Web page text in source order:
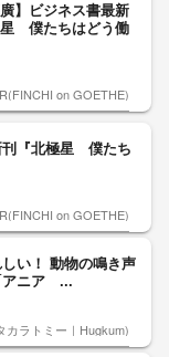
廣】ビジネス書最新
僕たちはどう働
on GOETHE)
刊『北極星 僕たち
on GOETHE)
い！ 動物の鳴き声
アニア ...
カラトミー｜Hugkum)